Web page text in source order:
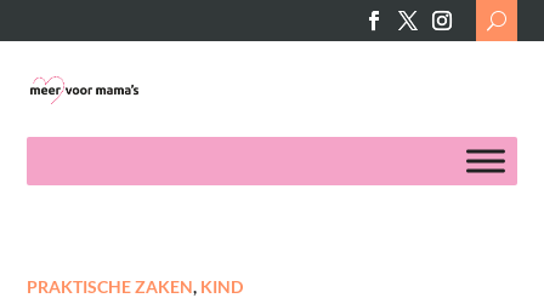
Search
for:
PRAKTISCHE ZAKEN, KIND